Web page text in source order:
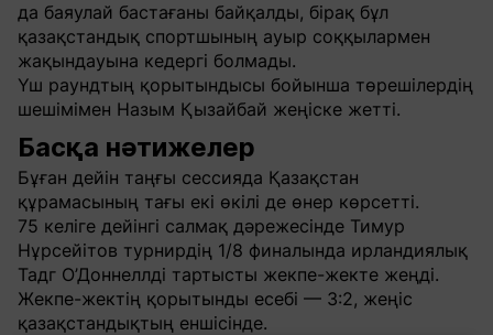
да баяулай бастағаны байқалды, бірақ бұл
қазақстандық спортшының ауыр соққылармен
жақындауына кедергі болмады.
Үш раундтың қорытындысы бойынша төрешілердің
шешімімен Назым Қызайбай жеңіске жетті.
Басқа нәтижелер
Бұған дейін таңғы сессияда Қазақстан
құрамасының тағы екі өкілі де өнер көрсетті.
75 келіге дейінгі салмақ дәрежесінде Тимур
Нұрсейітов турнирдің 1/8 финалында ирландиялық
Тадг О’Доннеллді тартысты жекпе-жекте жеңді.
Жекпе-жектің қорытынды есебі — 3:2, жеңіс
қазақстандықтың еншісінде.